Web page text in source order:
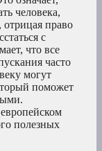
человека,
отрицая право
с
что все
часто
могут
поможет
полезных